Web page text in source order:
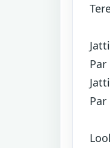
Par
Par